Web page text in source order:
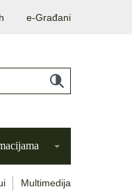
e-Građani
Multimedija